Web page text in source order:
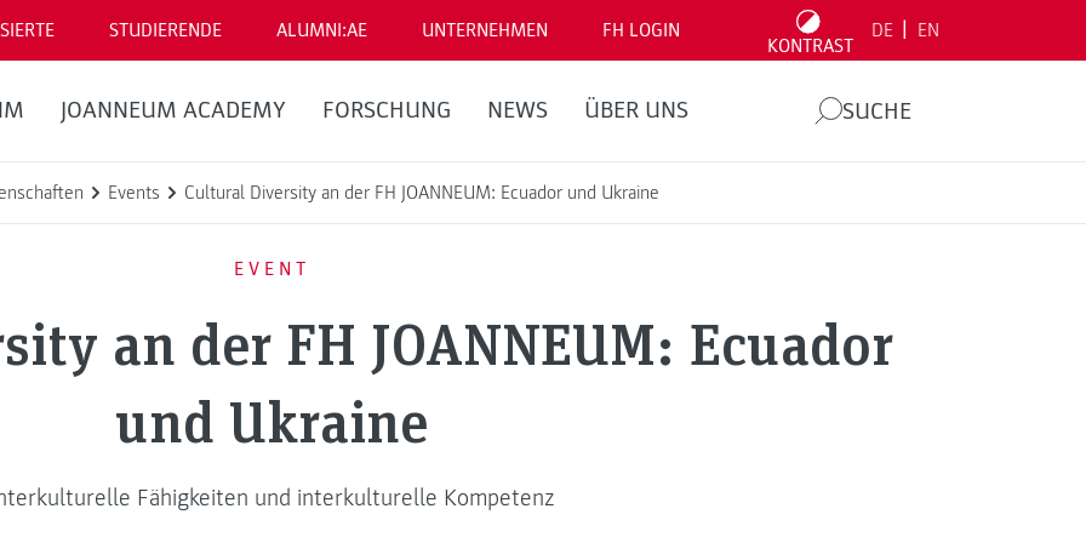
STUDIERENDE ALUMNI:AE UNTERNEHMEN FH LOGIN
KONTRAST
DE EN
JOANNEUM ACADEMY FORSCHUNG NEWS ÜBER UNS SUCHE
Events Cultural Diversity an der FH JOANNEUM: Ecuador und Ukraine
EVENT
an der FH JOANNEUM: Ecuador
und Ukraine
Fähigkeiten und interkulturelle Kompetenz